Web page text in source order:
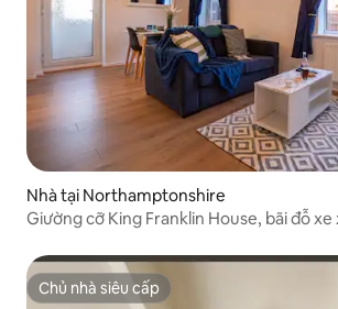
Nhà tại Northamptonshire
Giường cỡ King Franklin House, bãi đỗ xe
Chủ nhà siêu cấp
Chủ nhà siêu cấp